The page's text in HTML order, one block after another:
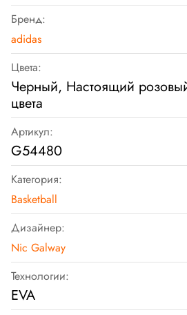
Бренд:
adidas
Цвета:
Черный, Настоящий
цвета
Артикул:
G54480
Категория:
Basketball
Дизайнер:
Nic Galway
Технологии:
EVA